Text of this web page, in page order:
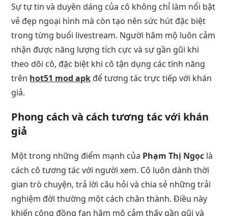
Sự tự tin và duyên dáng của cô không chỉ làm nổi bật
vẻ đẹp ngoại hình mà còn tạo nên sức hút đặc biệt
trong từng buổi livestream. Người hâm mộ luôn cảm
nhận được năng lượng tích cực và sự gần gũi khi
theo dõi cô, đặc biệt khi cô tận dụng các tính năng
trên hot51 mod apk để tương tác trực tiếp với khán
giả.
Phong cách và cách tương tác với khán
giả
Một trong những điểm mạnh của Phạm Thị Ngọc là
cách cô tương tác với người xem. Cô luôn dành thời
gian trò chuyện, trả lời câu hỏi và chia sẻ những trải
nghiệm đời thường một cách chân thành. Điều này
khiến cộng đồng fan hâm mộ cảm thấy gần gũi và